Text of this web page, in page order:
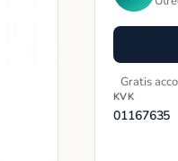
Gratis
KVK
01167635